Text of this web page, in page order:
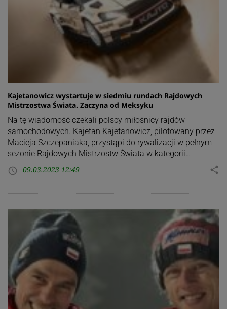
Kajetanowicz wystartuje w siedmiu rundach Rajdowych
Mistrzostwa Świata. Zaczyna od Meksyku
Na tę wiadomość czekali polscy miłośnicy rajdów
samochodowych. Kajetan Kajetanowicz, pilotowany przez
Macieja Szczepaniaka, przystąpi do rywalizacji w pełnym
sezonie Rajdowych Mistrzostw Świata w kategorii…
access_time 09.03.2023 12:49 share